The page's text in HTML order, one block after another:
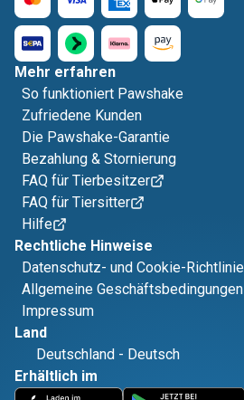
Mehr erfahren
So funktioniert Pawshake
Zufriedene Kunden
Die Pawshake-Garantie
Bezahlung & Stornierung
FAQ für Tierbesitzer
FAQ für Tiersitter
Hilfe
Rechtliche Hinweise
Datenschutz- und Cookie-Richtlinie
Allgemeine Geschäftsbedingungen
Impressum
Land
Deutschland - Deutsch
Erhältlich im